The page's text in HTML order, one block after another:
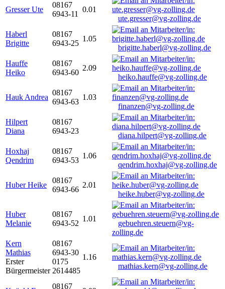
Gresser Ute
08167
6943-11
0.01
ute.gresser@vg-zolling.de
Haberl
Brigitte
08167
6943-25
1.05
brigitte.haberl@vg-zolling.de
Hauffe
Heiko
08167
6943-60
2.09
heiko.hauffe@vg-zolling.de
Hauk Andrea
08167
6943-63
1.03
finanzen@vg-zolling.de
Hilpert
Diana
08167
6943-23
diana.hilpert@vg-zolling.de
Hoxhaj
Qendrim
08167
6943-53
1.06
qendrim.hoxhaj@vg-zolling.de
Huber Heike
08167
6943-66
2.01
heike.huber@vg-zolling.de
Huber
Melanie
08167
6943-52
1.01
gebuehren.steuern@vg-
zolling.de
Kern
Mathias
Erster
Bürgermeister
08167
6943-30
0175
2614485
1.16
mathias.kern@vg-zolling.de
08167